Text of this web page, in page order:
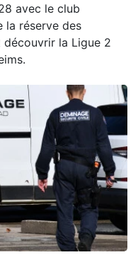
avec le club
la réserve des
la Ligue 2